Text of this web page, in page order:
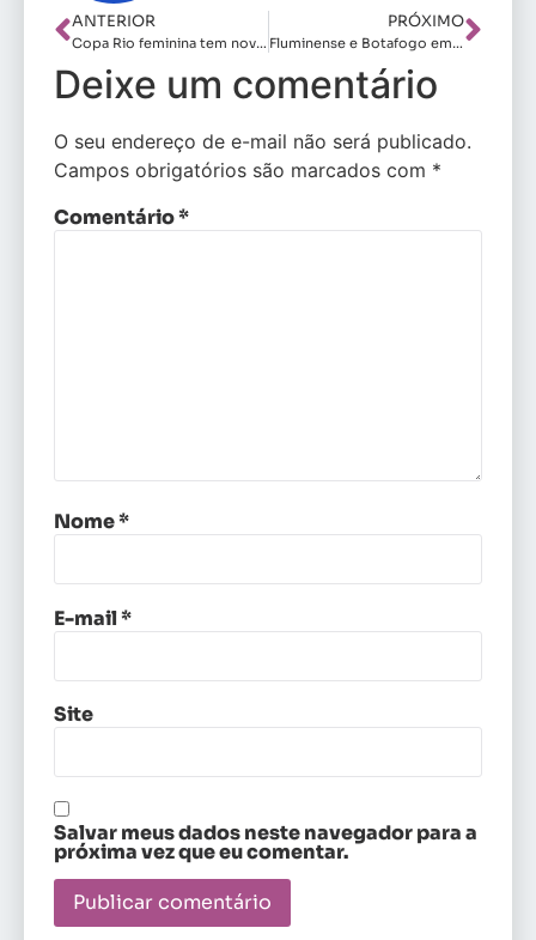
ANTERIOR
Copa Rio feminina tem nova rodada na manhã de quarta (26)
PRÓXIMO
Fluminense e Botafogo empatam e seguem invíctos na Copa Rio
Deixe um comentário
O seu endereço de e-mail não será publicado.
Campos obrigatórios são marcados com *
Comentário*
Nome*
E-mail*
Site
Salvar meus dados neste navegador para a
próxima vez que eu comentar.